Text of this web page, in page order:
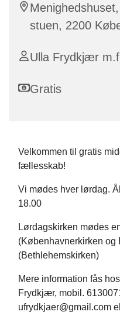
stuen, 2200
Ulla Frydkjær
Gratis
Velkommen til gratis
fællesskab!
Vi mødes hver lørdag.
18.00
Lørdagskirken mødes
(Københavnerkirken og
(Bethlehemskirken)
Mere information fås
Frydkjær, mobil.
ufrydkjaer@gmail.com